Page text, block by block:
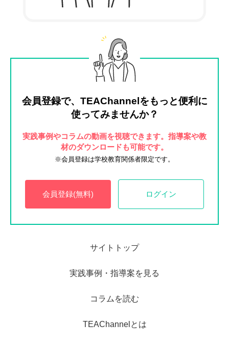
会員登録で、TEAChannelをもっと便利に
使ってみませんか？
実践事例やコラムの動画を視聴できます。指導案や教
材のダウンロードも可能です。
※会員登録は学校教育関係者限定です。
会員登録(無料) ログイン
サイトトップ
実践事例・指導案を見る
コラムを読む
TEAChannelとは